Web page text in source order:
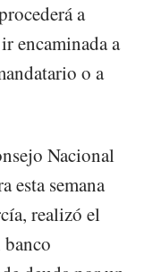
a
encaminada a
o a
Nacional
esta semana
realizó el